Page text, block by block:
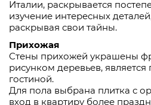
Италии, раскрывается
изучение интересных
раскрывая свои тайны.
Прихожая
Стены прихожей украшены
рисунком деревьев,
гостиной.
Для пола выбрана плитка с
вход в квартиру более